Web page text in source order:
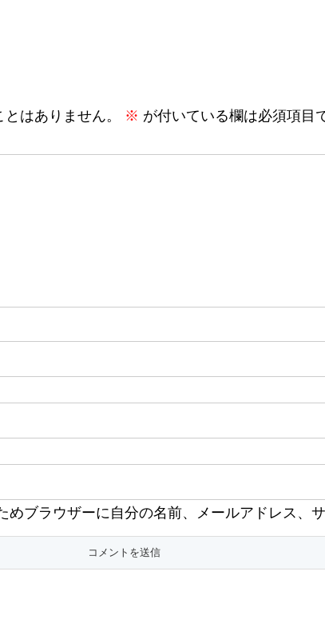
はありません。 ※ が付いている欄は必須項目
めブラウザーに自分の名前、メールアドレス、サ